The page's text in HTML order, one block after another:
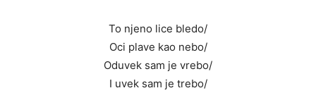
To njeno lice bledo/
Oci plave kao nebo/
Oduvek sam je vrebo/
I uvek sam je trebo/